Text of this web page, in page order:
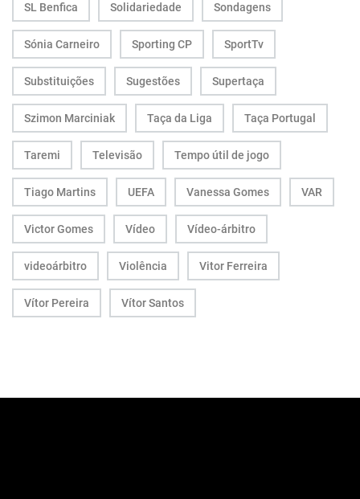
SL Benfica Solidariedade Sondagens
Sónia Carneiro Sporting CP SportTv
Substituições Sugestões Supertaça
Szimon Marciniak Taça da Liga Taça Portugal
Taremi Televisão Tempo útil de jogo
Tiago Martins UEFA Vanessa Gomes VAR
Victor Gomes Vídeo Vídeo-árbitro
videoárbitro Violência Vitor Ferreira
Vítor Pereira Vítor Santos